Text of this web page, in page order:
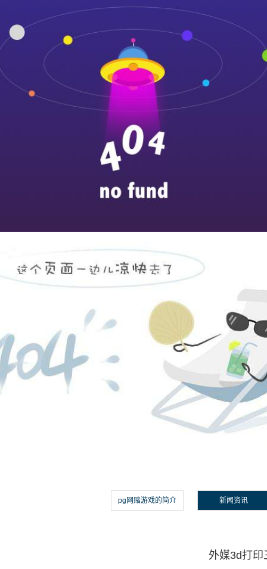
pg网赌游戏的简介 新闻资讯
外媒3d打